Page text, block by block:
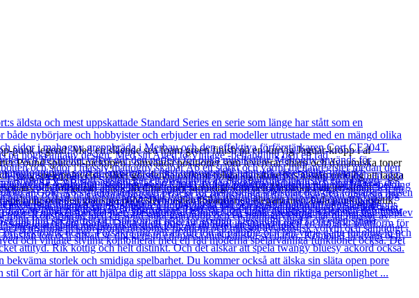
punk legend. Med en slående sea foam green finish på en kurvig Jaguar-kropp i al
Pound splitcoil-pickupen i omvända positioner som levererar sharp och dynamiska toner
lyxig spelupplevelse vilket gör denna extremt roliga signature bas nästan omöjlig att lägga
och förbättrad attack till dina toner samtidigt som den klassiska Fender -stilen
och den glansiga polyesterfinishen fulländar en elegant men ändå punkig estetik.